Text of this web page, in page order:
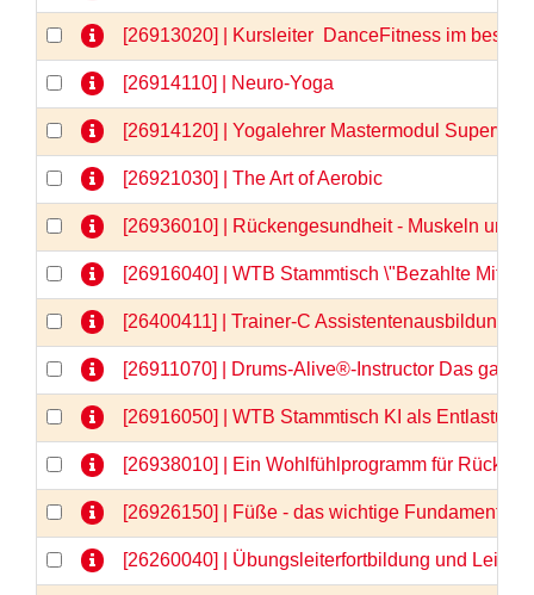
[26913020] | Kursleiter  DanceFitness im
[26914110] | Neuro-Yoga
[26914120] | Yogalehrer Mastermodul
[26921030] | The Art of Aerobic
[26936010] | Rückengesundheit - Muskeln und
[26916040] | WTB Stammtisch \"Bezahlte
[26400411] | Trainer-C Assistentenausbildung,
[26911070] | Drums-Alive®-Instructor Das
[26916050] | WTB Stammtisch KI als
[26938010] | Ein Wohlfühlprogramm für Rücken
[26926150] | Füße - das wichtige Fundament -
[26260040] | Übungsleiterfortbildung und